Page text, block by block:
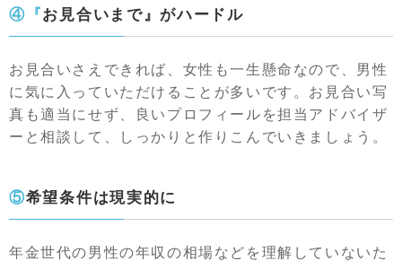
④『お見合いまで』がハードル
お見合いさえできれば、女性も一生懸命なので、男性
に気に入っていただけることが多いです。お見合い写
真も適当にせず、良いプロフィールを担当アドバイザ
ーと相談して、しっかりと作りこんでいきましょう。
⑤希望条件は現実的に
年金世代の男性の年収の相場などを理解していないた